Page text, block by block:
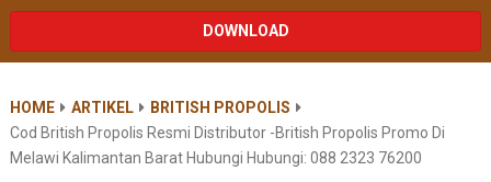
DOWNLOAD
HOME ARTIKEL
BRITISH PROPOLIS
Cod British Propolis Resmi Distributor -british Propolis Promo Di
Melawi Kalimantan Barat Hubungi Hubungi: 088 2323 76200